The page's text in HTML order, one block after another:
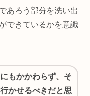
あろう部分を洗い出
できているかを意識
もかかわらず、そ
かせるべきだと思